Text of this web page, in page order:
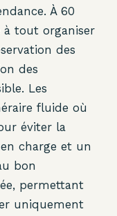
À 60
à tout organiser
des
des
Les
fluide où
éviter la
charge et un
bon
permettant
uniquement